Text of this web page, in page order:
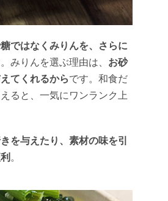
ではなくみりんを、さらに
みりんを選ぶ理由は、 お砂
てくれるからです。和食だ
ると、一気にワンランク上
を与えたり、素材の味を引
。